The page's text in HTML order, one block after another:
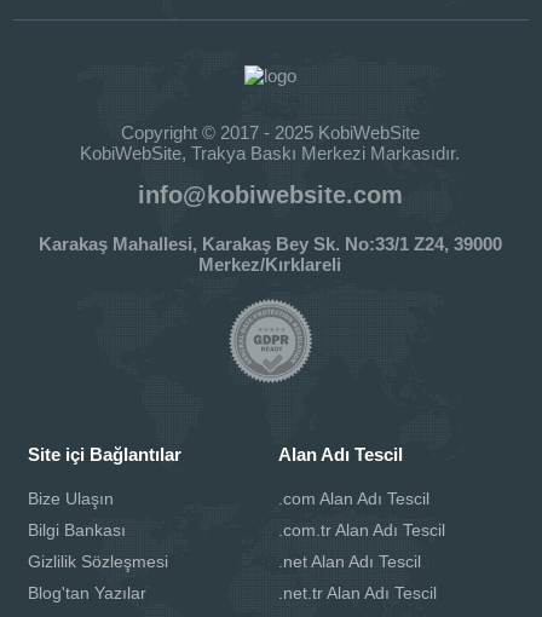
Copyright © 2017 - 2025 KobiWebSite
KobiWebSite, Trakya Baskı Merkezi Markasıdır.
info@kobiwebsite.com
Karakaş Mahallesi, Karakaş Bey Sk. No:33/1 Z24, 39000
Merkez/Kırklareli
Site içi Bağlantılar
Bize Ulaşın
Bilgi Bankası
Gizlilik Sözleşmesi
Blog'tan Yazılar
Alan Adı Tescil
.com Alan Adı Tescil
.com.tr Alan Adı Tescil
.net Alan Adı Tescil
.net.tr Alan Adı Tescil